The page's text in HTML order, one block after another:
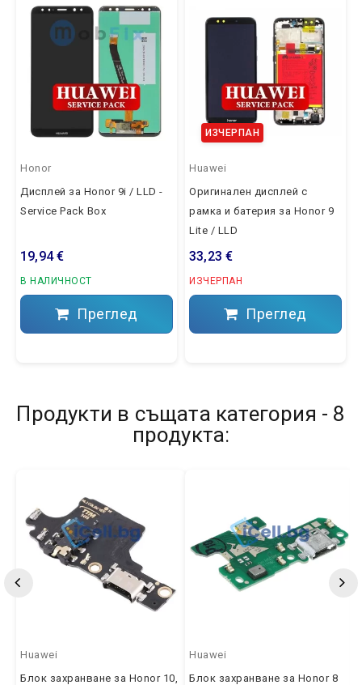
Honor
Дисплей за Honor 9i / LLD -
Service Pack Box
19,94 €
В НАЛИЧНОСТ
Преглед
ИЗЧЕРПАН
Huawei
Оригинален дисплей с
рамка и батерия за Honor 9
Lite / LLD
33,23 €
ИЗЧЕРПАН
Преглед
Продукти в същата категория - 8
продукта:
Huawei
Блок захранване за Honor 10,
Huawei
Блок захранване за Honor 8